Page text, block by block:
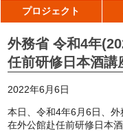
プロジェクト
外務省 令和4年
任前研修日本酒講
2022年6月6日
本日、令和4年6月6日、
在外公館赴任前研修日本